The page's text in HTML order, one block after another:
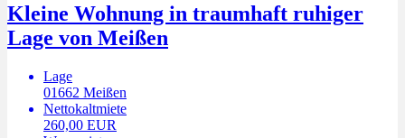
Kleine Wohnung in traumhaft ruhiger
Lage von Meißen
Lage
01662 Meißen
Nettokaltmiete
260,00 EUR